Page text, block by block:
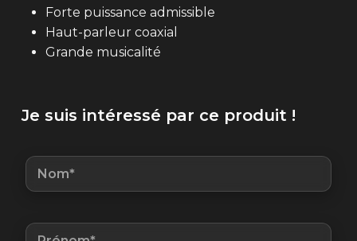
Forte puissance admissible
Haut-parleur coaxial
Grande musicalité
Je suis intéressé par ce produit !